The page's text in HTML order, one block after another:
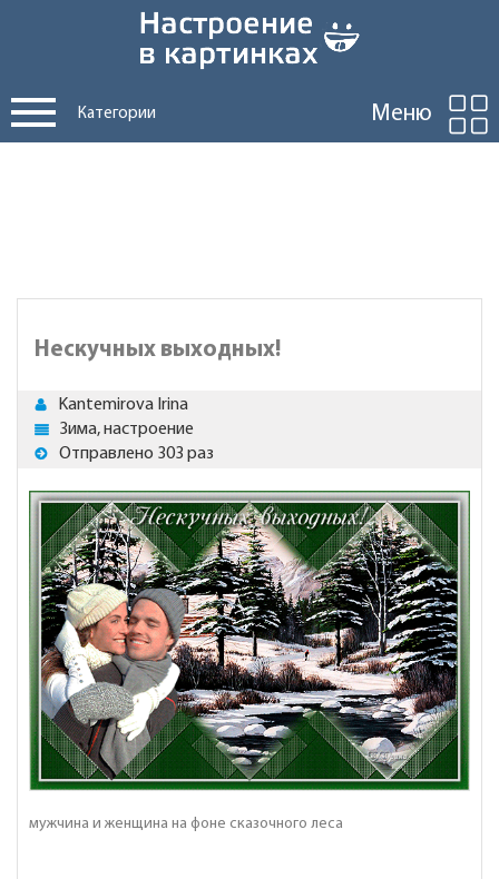
Категории Меню
Нескучных выходных!
Kantemirova Irina
Зима, настроение
Отправлено 303 раз
мужчина и женщина на фоне сказочного леса